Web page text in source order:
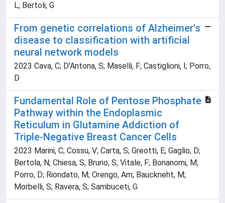
L; Bertoli, G
From genetic correlations of Alzheimer's
disease to classification with artificial
neural network models
2023 Cava, C; D'Antona, S; Maselli, F; Castiglioni, I; Porro,
D
Fundamental Role of Pentose Phosphate
Pathway within the Endoplasmic
Reticulum in Glutamine Addiction of
Triple-Negative Breast Cancer Cells
2023 Marini, C; Cossu, V; Carta, S; Greotti, E; Gaglio, D;
Bertola, N; Chiesa, S; Bruno, S; Vitale, F; Bonanomi, M;
Porro, D; Riondato, M; Orengo, Am; Bauckneht, M;
Morbelli, S; Ravera, S; Sambuceti, G